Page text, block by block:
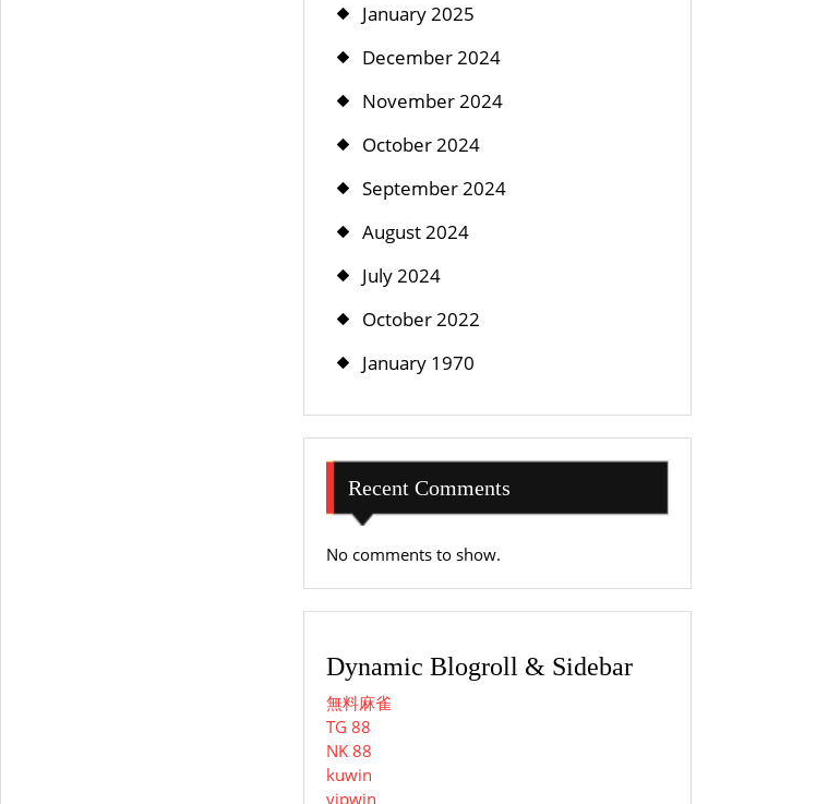
January 2025
December 2024
November 2024
October 2024
September 2024
August 2024
July 2024
October 2022
January 1970
Recent Comments
No comments to show.
Dynamic Blogroll & Sidebar
無料麻雀
TG 88
NK 88
kuwin
vipwin